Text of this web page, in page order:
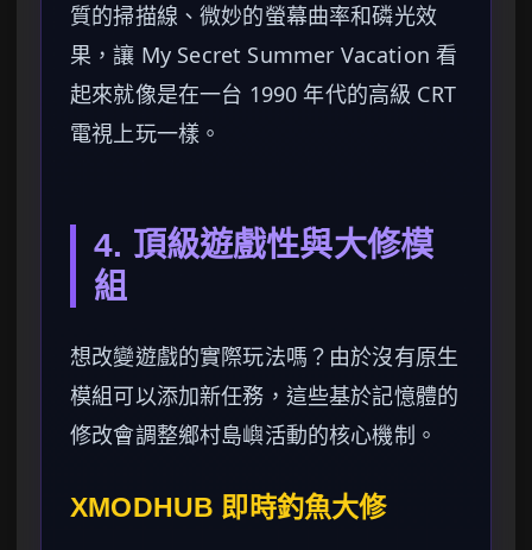
質的掃描線、微妙的螢幕曲率和磷光效
果，讓 My Secret Summer Vacation 看
起來就像是在一台 1990 年代的高級 CRT
電視上玩一樣。
4. 頂級遊戲性與大修模
組
想改變遊戲的實際玩法嗎？由於沒有原生
模組可以添加新任務，這些基於記憶體的
修改會調整鄉村島嶼活動的核心機制。
XMODHUB 即時釣魚大修